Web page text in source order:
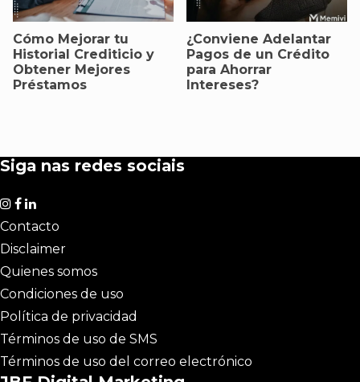
Cómo Mejorar tu
Historial Crediticio y
Obtener Mejores
Préstamos
¿Conviene Adelantar
Pagos de un Crédito
para Ahorrar
Intereses?
Siga nas redes sociais
Contacto
Disclaimer
Quienes somos
Condiciones de uso
Política de privacidad
Términos de uso de SMS
Términos de uso del correo electrónico